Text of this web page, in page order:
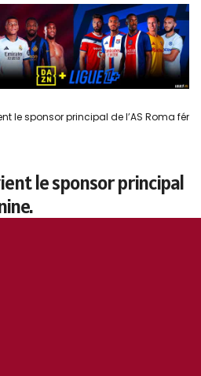
le sponsor principal de l’AS Roma
le sponsor principal